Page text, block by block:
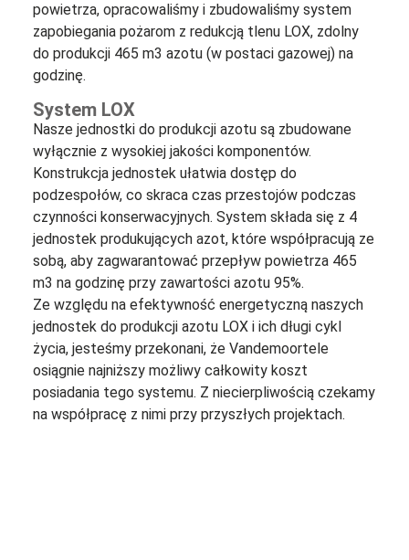
powietrza, opracowaliśmy i zbudowaliśmy system
zapobiegania pożarom z redukcją tlenu LOX, zdolny
do produkcji 465 m3 azotu (w postaci gazowej) na
godzinę.
System LOX
Nasze jednostki do produkcji azotu są zbudowane
wyłącznie z wysokiej jakości komponentów.
Konstrukcja jednostek ułatwia dostęp do
podzespołów, co skraca czas przestojów podczas
czynności konserwacyjnych. System składa się z 4
jednostek produkujących azot, które współpracują ze
sobą, aby zagwarantować przepływ powietrza 465
m3 na godzinę przy zawartości azotu 95%.
Ze względu na efektywność energetyczną naszych
jednostek do produkcji azotu LOX i ich długi cykl
życia, jesteśmy przekonani, że Vandemoortele
osiągnie najniższy możliwy całkowity koszt
posiadania tego systemu. Z niecierpliwością czekamy
na współpracę z nimi przy przyszłych projektach.